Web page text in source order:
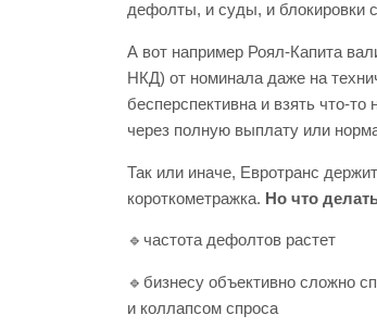
дефолты, и суды, и
А вот например Роял-Капита
НКД) от номинала даже на
бесперспективна и взять что-
через полную выплату или
Так или иначе, Евротранс
короткометражка. Но что
🔹частота дефолтов растет
🔹бизнесу объективно сложно
и коллапсом спроса